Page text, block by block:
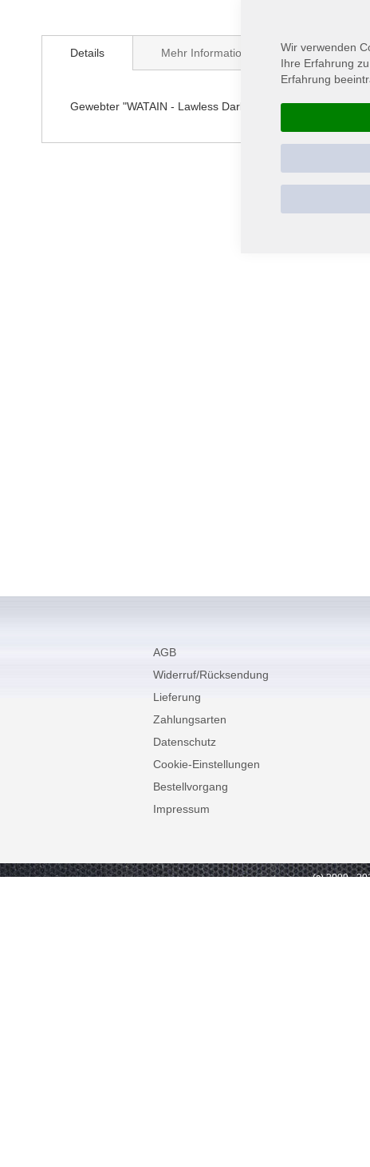
Anfang
Details
Gewebter "WATAIN - Lawless Darkness" Aufnäher für
Mehr Informationen
AGB
Widerruf/Rücksendung
Lieferung
Zahlungsarten
Datenschutz
Cookie-Einstellungen
Bestellvorgang
Impressum
(c) 2009 -
Wir verwenden
Ihre Erfahrung
Erfahrung